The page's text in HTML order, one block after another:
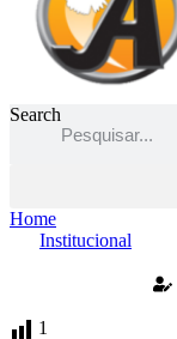
Search
Home
Institucional
1